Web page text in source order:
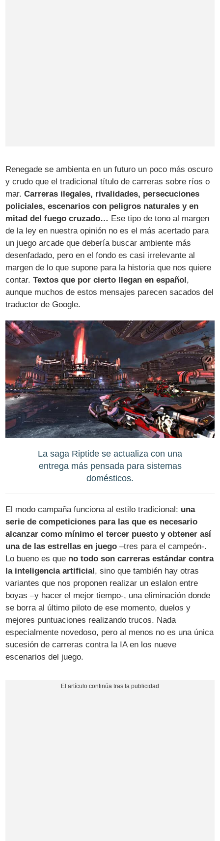
Renegade se ambienta en un futuro un poco más oscuro
y crudo que el tradicional título de carreras sobre ríos o
mar.Carreras ilegales, rivalidades, persecuciones
policiales, escenarios con peligros naturales y en
mitad del fuego cruzado… Ese tipo de tono al margen
de la ley en nuestra opinión no es el más acertado para
un juego arcade que debería buscar ambiente más
desenfadado, pero en el fondo es casi irrelevante al
margen de lo que supone para la historia que nos quiere
contar.Textos que por cierto llegan en español,
aunque muchos de estos mensajes parecen sacados del
traductor de Google.
La saga Riptide se actualiza con una
entrega más pensada para sistemas
domésticos.
El modo campaña funciona al estilo tradicional: una
serie de competiciones para las que es necesario
alcanzar como mínimo el tercer puesto y obtener así
una de las estrellas en juego –tres para el campeón-.
Lo bueno es que no todo son carreras estándar contra
la inteligencia artificial , sino que también hay otras
variantes que nos proponen realizar un eslalon entre
boyas –y hacer el mejor tiempo-, una eliminación donde
se borra al último piloto de ese momento, duelos y
mejores puntuaciones realizando trucos. Nada
especialmente novedoso, pero al menos no es una única
sucesión de carreras contra la IA en los nueve
escenarios del juego.